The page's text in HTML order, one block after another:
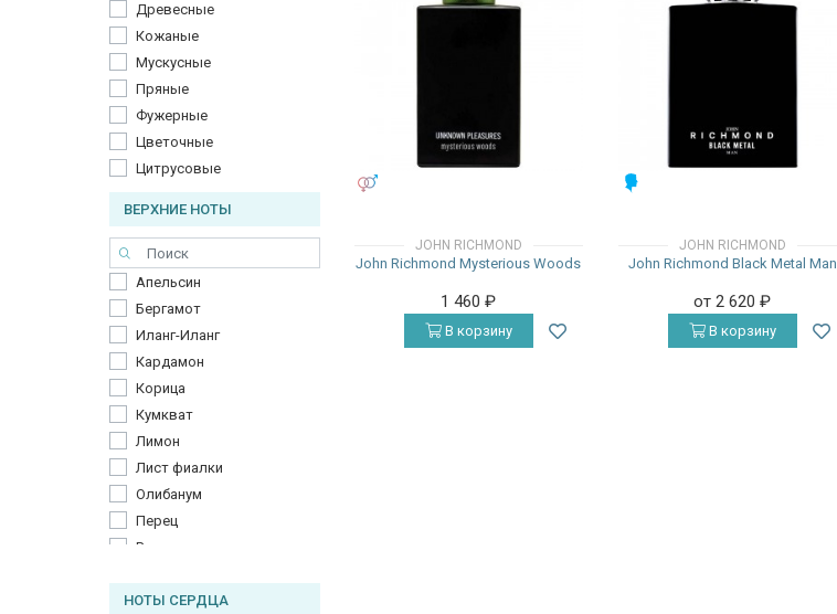
Древесные
Кожаные
Мускусные
Пряные
Фужерные
Цветочные
Цитрусовые
ВЕРХНИЕ НОТЫ
Апельсин
Бергамот
Иланг-Иланг
Кардамон
Корица
Кумкват
Лимон
Лист фиалки
Олибанум
Перец
Розмарин
Шалфей
НОТЫ СЕРДЦА
JOHN RICHMOND
John Richmond Mysterious Woods
1 460₽
В корзину
JOHN RICHMOND
John Richmond Black Metal Man
от 2 620₽
В корзину